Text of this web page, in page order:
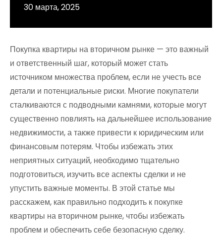
30 марта, 2025
Покупка квартиры на вторичном рынке — это важный
и ответственный шаг, который может стать
источником множества проблем, если не учесть все
детали и потенциальные риски. Многие покупатели
сталкиваются с подводными камнями, которые могут
существенно повлиять на дальнейшее использование
недвижимости, а также привести к юридическим или
финансовым потерям. Чтобы избежать этих
неприятных ситуаций, необходимо тщательно
подготовиться, изучить все аспекты сделки и не
упустить важные моменты. В этой статье мы
расскажем, как правильно подходить к покупке
квартиры на вторичном рынке, чтобы избежать
проблем и обеспечить себе безопасную сделку.